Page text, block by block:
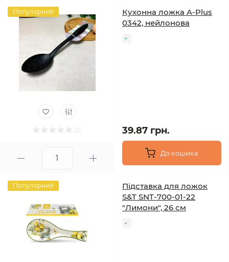
Популярний
Кухонна ложка A-Plus
0342, нейлонова
39.87 грн.
До кошика
Популярний
Підставка для ложок
S&T SNT-700-01-22
"Лимони", 26 см